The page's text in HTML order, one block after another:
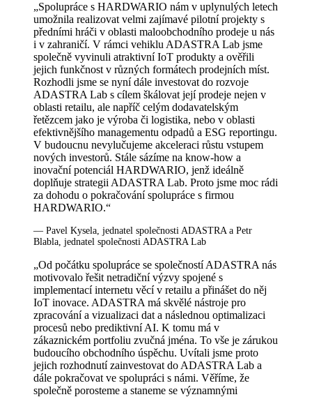
„Spolupráce s HARDWARIO nám v uplynulých letech
umožnila realizovat velmi zajímavé pilotní projekty s
předními hráči v oblasti maloobchodního prodeje u nás
i v zahraničí. V rámci vehiklu ADASTRA Lab jsme
společně vyvinuli atraktivní IoT produkty a ověřili
jejich funkčnost v různých formátech prodejních míst.
Rozhodli jsme se nyní dále investovat do rozvoje
ADASTRA Lab s cílem škálovat její prodeje nejen v
oblasti retailu, ale napříč celým dodavatelským
řetězcem jako je výroba či logistika, nebo v oblasti
efektivnějšího managementu odpadů a ESG reportingu.
V budoucnu nevylučujeme akceleraci růstu vstupem
nových investorů. Stále sázíme na know-how a
inovační potenciál HARDWARIO, jenž ideálně
doplňuje strategii ADASTRA Lab. Proto jsme moc rádi
za dohodu o pokračování spolupráce s firmou
HARDWARIO.“
— Pavel Kysela, jednatel společnosti ADASTRA a Petr
Blabla, jednatel společnosti ADASTRA Lab
„Od počátku spolupráce se společností ADASTRA nás
motivovalo řešit netradiční výzvy spojené s
implementací internetu věcí v retailu a přinášet do něj
IoT inovace. ADASTRA má skvělé nástroje pro
zpracování a vizualizaci dat a následnou optimalizaci
procesů nebo prediktivní AI. K tomu má v
zákaznickém portfoliu zvučná jména. To vše je zárukou
budoucího obchodního úspěchu. Uvítali jsme proto
jejich rozhodnutí zainvestovat do ADASTRA Lab a
dále pokračovat ve spolupráci s námi. Věříme, že
společně porosteme a staneme se významnými